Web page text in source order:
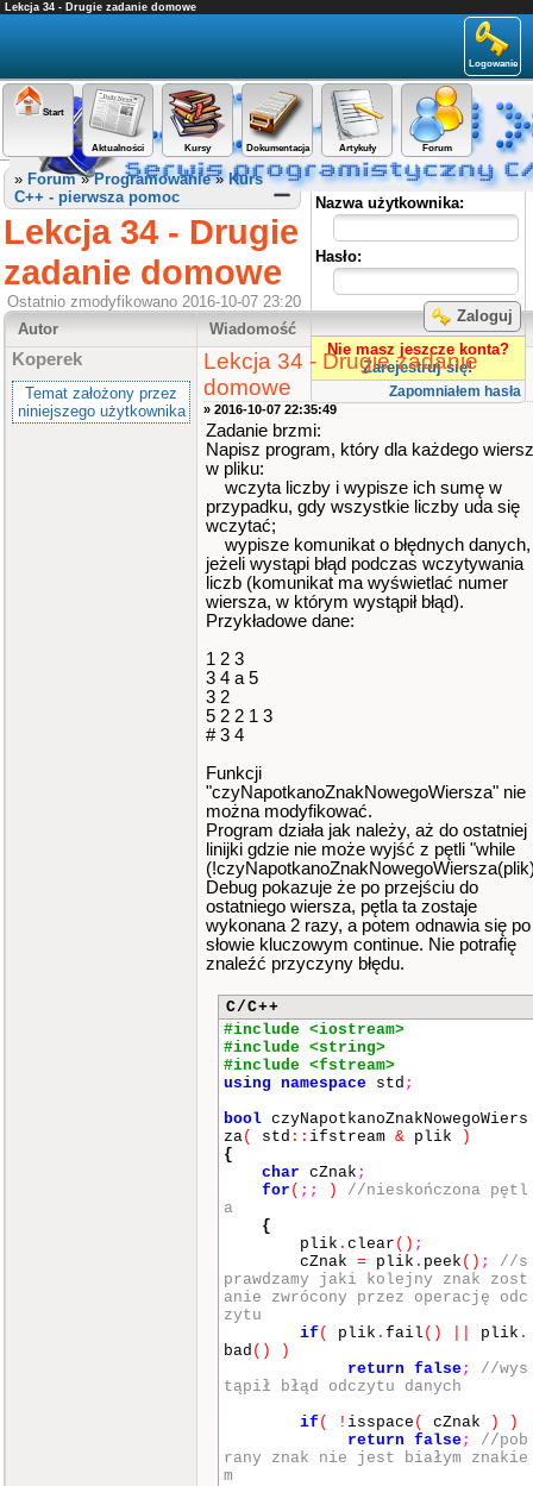
Lekcja 34 - Drugie zadanie domowe
Logowanie
Start
Aktualności Kursy Dokumentacja Artykuły Forum
Panel użytkownika
Nazwa użytkownika:
Hasło:
Zaloguj
Nie masz jeszcze konta?
Zarejestruj się!
Zapomniałem hasła
» Forum»Programowanie» Kurs
C++ - pierwsza pomoc
Lekcja 34 - Drugie
zadanie domowe
Ostatnio zmodyfikowano 2016-10-07 23:20
Autor
Wiadomość
Koperek
Temat założony przez
niniejszego użytkownika
Lekcja 34 - Drugie zadanie
domowe
» 2016-10-07 22:35:49
Zadanie brzmi:
Napisz program, który dla każdego
w pliku:
wczyta liczby i wypisze ich sumę w
przypadku, gdy wszystkie liczby uda się
wczytać;
wypisze komunikat o błędnych danych,
jeżeli wystąpi błąd podczas wczytywania
liczb (komunikat ma wyświetlać numer
wiersza, w którym wystąpił błąd).
Przykładowe dane:
1 2 3
3 4 a 5
3 2
5 2 2 1 3
# 3 4
Funkcji
"czyNapotkanoZnakNowegoWiersza" nie
można modyfikować.
Program działa jak należy, aż do ostatniej
linijki gdzie nie może wyjść z pętli "while
Debug pokazuje że po przejściu do
ostatniego wiersza, pętla ta zostaje
wykonana 2 razy, a potem odnawia się po
słowie kluczowym continue. Nie potrafię
znaleźć przyczyny błędu.
C/C++
#include <iostream>
#include <string>
#include <fstream>
using namespace std ;
bool czyNapotkanoZnakNowegoWiers
za( std :: ifstream & plik
)
{
char cZnak ;
for ( ; ; )
//nieskończona pętl
a
{
plik . clear () ;
cZnak = plik . peek () ;
//s
prawdzamy jaki kolejny znak zost
anie zwrócony przez operację odc
zytu
if ( plik . fail () plik .
bad ()
)
return false;
//wys
tąpił błąd odczytu danych
if ( ! isspace ( cZnak )
)
return false;
//pob
rany znak nie jest białym znakie
m